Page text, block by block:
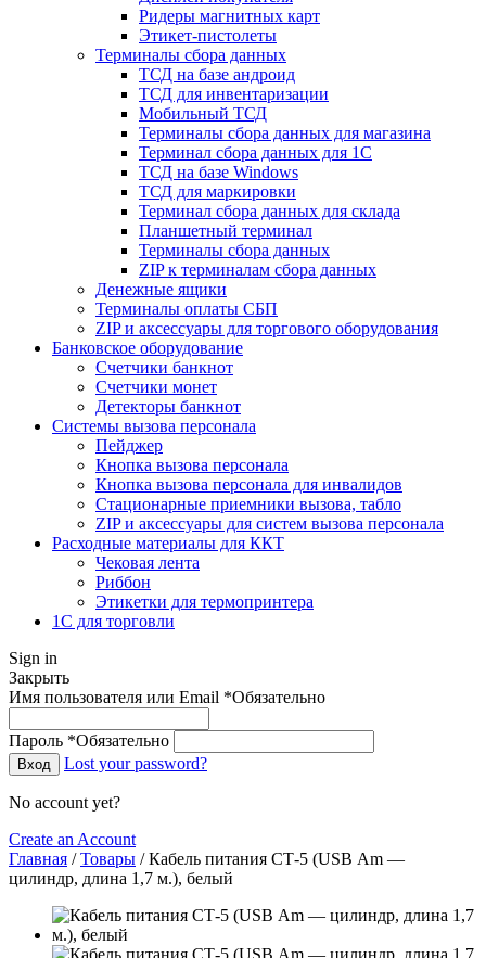
Ридеры магнитных карт
Этикет-пистолеты
Терминалы сбора данных
ТСД на базе андроид
ТСД для инвентаризации
Мобильный ТСД
Терминалы сбора данных для магазина
Терминал сбора данных для 1C
ТСД на базе Windows
ТСД для маркировки
Терминал сбора данных для склада
Планшетный терминал
Терминалы сбора данных
ZIP к терминалам сбора данных
Денежные ящики
Терминалы оплаты СБП
ZIP и аксессуары для торгового оборудования
Банковское оборудование
Счетчики банкнот
Счетчики монет
Детекторы банкнот
Системы вызова персонала
Пейджер
Кнопка вызова персонала
Кнопка вызова персонала для инвалидов
Стационарные приемники вызова, табло
ZIP и аксессуары для систем вызова персонала
Расходные материалы для ККТ
Чековая лента
Риббон
Этикетки для термопринтера
1С для торговли
Sign in
Закрыть
Имя пользователя или Email *Обязательно
Пароль *Обязательно
Вход Lost your password?
No account yet?
Create an Account
Главная /Товары /Кабель питания СТ-5 (USB Аm —
цилиндр, длина 1,7 м.), белый